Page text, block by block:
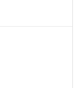
LAS